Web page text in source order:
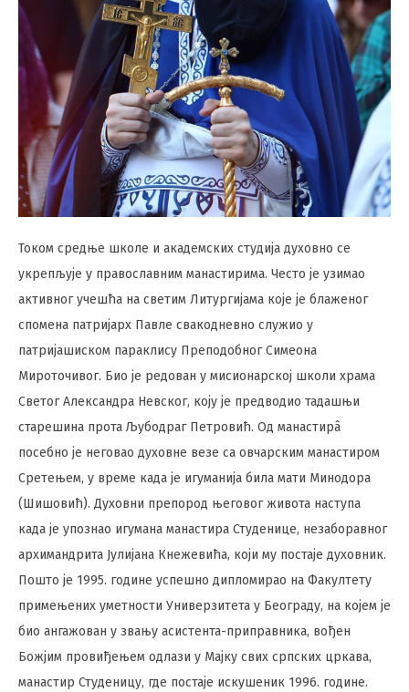
Током средње школе и академских студија духовно се
укрепљује у православним манастирима. Често је узимао
активног учешћа на светим Литургијама које је блаженог
спомена патријарх Павле свакодневно служио у
патријашиском параклису Преподобног Симеона
Мироточивог. Био је редован у мисионарској школи храма
Светог Александра Невског, коју је предводио тадашњи
старешина прота Љубодраг Петровић. Од манастирâ
посебно је неговао духовне везе са овчарским манастиром
Сретењем, у време када је игуманија била мати Минодора
(Шишовић). Духовни препород његовог живота наступа
када је упознао игумана манастира Студенице, незаборавног
архимандрита Јулијана Кнежевића, који му постаје духовник.
Пошто је 1995. године успешно дипломирао на Факултету
примењених уметности Универзитета у Београду, на којем је
био ангажован у звању асистента-приправника, вођен
Божјим провиђењем одлази у Мајку свих српских цркава,
манастир Студеницу, где постаје искушеник 1996. године.